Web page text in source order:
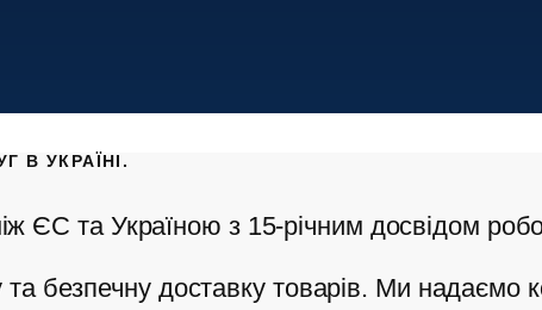
В УКРАЇНІ.
ЄС та Україною з 15-річним досвідом
безпечну доставку товарів. Ми надаємо